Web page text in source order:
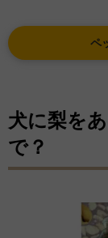
ペ
犬に梨を
で？